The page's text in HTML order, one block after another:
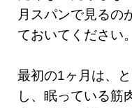
月スパンで見るの
ておいてください。
最初の1ヶ月は、
し、眠っている筋